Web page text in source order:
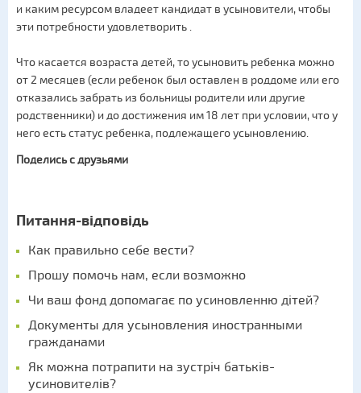
и каким ресурсом владеет кандидат в усыновители, чтобы
эти потребности удовлетворить .
Что касается возраста детей, то усыновить ребенка можно
от 2 месяцев (если ребенок был оставлен в роддоме или его
отказались забрать из больницы родители или другие
родственники) и до достижения им 18 лет при условии, что у
него есть статус ребенка, подлежащего усыновлению.
Поделись с друзьями
Питання-відповідь
Как правильно себе вести?
Прошу помочь нам, если возможно
Чи ваш фонд допомагає по усиновленню дітей?
Документы для усыновления иностранными
гражданами
Як можна потрапити на зустріч батьків-
усиновителів?